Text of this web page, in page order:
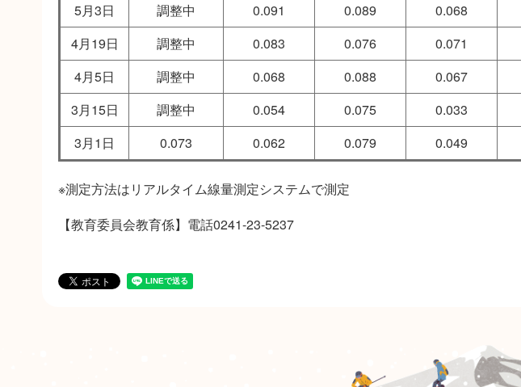
5月3日
調整中 0.091 0.089 0.068
4月19日
調整中 0.083 0.076 0.071
4月5日
調整中 0.068 0.088 0.067
3月15日
調整中 0.054 0.075 0.033
3月1日
0.073 0.062 0.079 0.049
※測定方法はリアルタイム線量測定システムで測定
【教育委員会教育係】電話0241-23-5237